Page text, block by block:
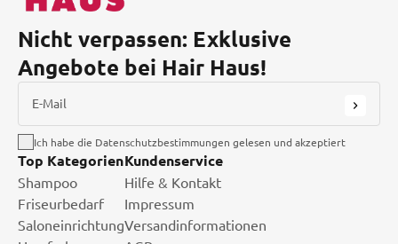
Nicht verpassen: Exklusive
Angebote bei Hair Haus!
E-Mail
Ich habe die Datenschutzbestimmungen gelesen und akzeptiert
Top Kategorien
Shampoo
Friseurbedarf
Saloneinrichtung
Kundenservice
Hilfe & Kontakt
Impressum
Versandinformationen